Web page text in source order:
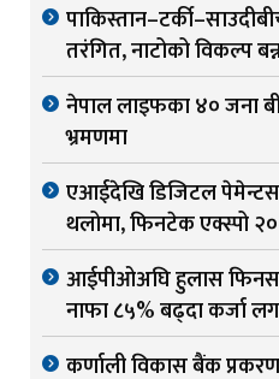
तरंगित, नाटोको विकल्प
नेपाल लाइफका ४० जना
भ्रमणमा
एआईदेखि डिजिटल
थलोमा, फिनटेक एक्स्पो
आईपीओअघि हुलास
नाफा ८५% बढ्दा कर्जा
कर्णाली विकास बैंक